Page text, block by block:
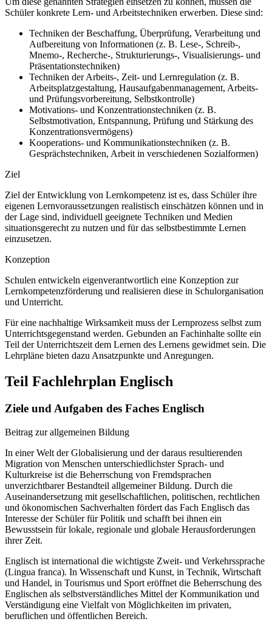
Schüler konkrete Lern- und Arbeitstechniken erwerben. Diese sind:
Techniken der Beschaffung, Überprüfung, Verarbeitung und
Aufbereitung von Informationen (z. B. Lese-, Schreib-,
Mnemo-, Recherche-, Strukturierungs-, Visualisierungs- und
Präsentationstechniken)
Techniken der Arbeits-, Zeit- und Lernregulation (z. B.
Arbeitsplatzgestaltung, Hausaufgabenmanagement, Arbeits-
und Prüfungsvorbereitung, Selbstkontrolle)
Motivations- und Konzentrationstechniken (z. B.
Selbstmotivation, Entspannung, Prüfung und Stärkung des
Konzentrationsvermögens)
Kooperations- und Kommunikationstechniken (z. B.
Gesprächstechniken, Arbeit in verschiedenen Sozialformen)
Ziel
Ziel der Entwicklung von Lernkompetenz ist es, dass Schüler ihre
eigenen Lernvoraussetzungen realistisch einschätzen können und in
der Lage sind, individuell geeignete Techniken und Medien
situationsgerecht zu nutzen und für das selbstbestimmte Lernen
einzusetzen.
Konzeption
Schulen entwickeln eigenverantwortlich eine Konzeption zur
Lernkompetenzförderung und realisieren diese in Schulorganisation
und Unterricht.
Für eine nachhaltige Wirksamkeit muss der Lernprozess selbst zum
Unterrichtsgegenstand werden. Gebunden an Fachinhalte sollte ein
Teil der Unterrichtszeit dem Lernen des Lernens gewidmet sein. Die
Lehrpläne bieten dazu Ansatzpunkte und Anregungen.
Teil Fachlehrplan Englisch
Ziele und Aufgaben des Faches Englisch
Beitrag zur allgemeinen Bildung
In einer Welt der Globalisierung und der daraus resultierenden
Migration von Menschen unterschiedlichster Sprach- und
Kulturkreise ist die Beherrschung von Fremdsprachen
unverzichtbarer Bestandteil allgemeiner Bildung. Durch die
Auseinandersetzung mit gesellschaftlichen, politischen, rechtlichen
und ökonomischen Sachverhalten fördert das Fach Englisch das
Interesse der Schüler für Politik und schafft bei ihnen ein
Bewusstsein für lokale, regionale und globale Herausforderungen
ihrer Zeit.
Englisch ist international die wichtigste Zweit- und Verkehrssprache
(Lingua franca). In Wissenschaft und Kunst, in Technik, Wirtschaft
und Handel, in Tourismus und Sport eröffnet die Beherrschung des
Englischen als selbstverständliches Mittel der Kommunikation und
Verständigung eine Vielfalt von Möglichkeiten im privaten,
beruflichen und öffentlichen Bereich.